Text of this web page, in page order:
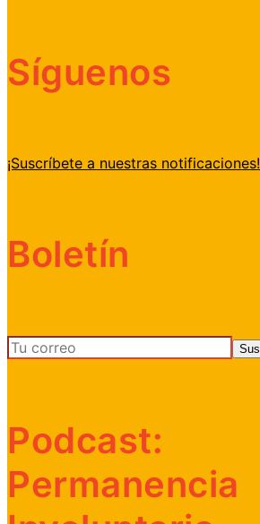
Síguenos
¡Suscríbete a nuestras notificaciones!
Boletín
Podcast:
Permanencia